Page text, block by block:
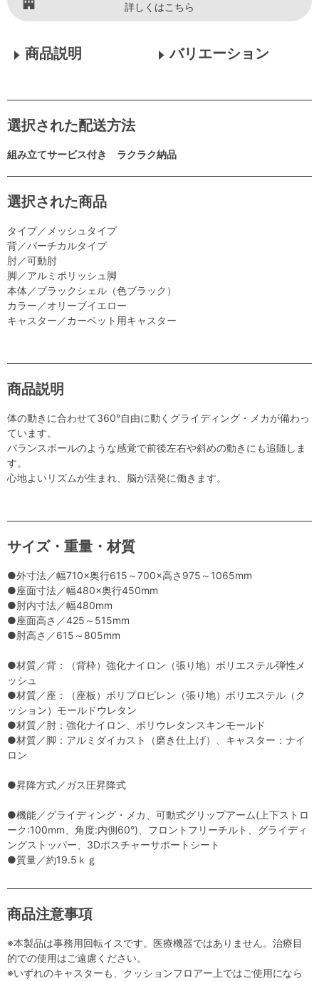
詳しくはこちら
商品説明 バリエーション
選択された配送方法
組み立てサービス付き ラクラク納品
選択された商品
タイプ／メッシュタイプ
背／バーチカルタイプ
肘／可動肘
脚／アルミポリッシュ脚
本体／ブラックシェル（色ブラック）
カラー／オリーブイエロー
キャスター／カーペット用キャスター
商品説明
体の動きに合わせて360°自由に動くグライディング・メカが備わっ
ています。
バランスボールのような感覚で前後左右や斜めの動きにも追随しま
す。
心地よいリズムが生まれ、脳が活発に働きます。
サイズ・重量・材質
●外寸法／幅710×奥行615～700×高さ975～1065mm
●座面寸法／幅480×奥行450mm
●肘内寸法／幅480mm
●座面高さ／425～515mm
●肘高さ／615～805mm
●材質／背：（背枠）強化ナイロン（張り地）ポリエステル弾性メ
ッシュ
●材質／座：（座板）ポリプロピレン（張り地）ポリエステル（ク
ッション）モールドウレタン
●材質／肘：強化ナイロン、ポリウレタンスキンモールド
●材質／脚：アルミダイカスト（磨き仕上げ）、キャスター：ナイ
ロン
●昇降方式／ガス圧昇降式
●機能／グライディング・メカ、可動式グリップアーム(上下ストロ
ーク:100mm、角度:内側60°)、フロントフリーチルト、グライディ
ングストッパー、3Dポスチャーサポートシート
●質量／約19.5ｋｇ
商品注意事項
※本製品は事務用回転イスです。医療機器ではありません。治療目
的での使用はご遠慮ください。
※いずれのキャスターも、クッションフロアー上ではご使用になら